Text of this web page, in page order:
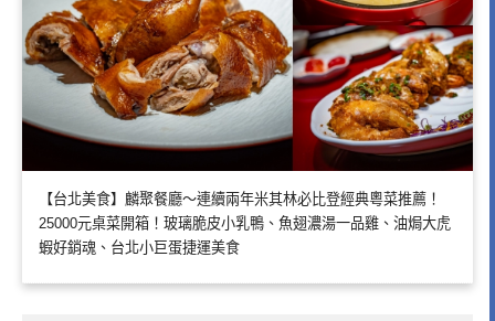
【台北美食】麟聚餐廳～連續兩年米其林必比登經典粵菜推薦！
25000元桌菜開箱！玻璃脆皮小乳鴨、魚翅濃湯一品雞、油焗大虎
蝦好銷魂、台北小巨蛋捷運美食